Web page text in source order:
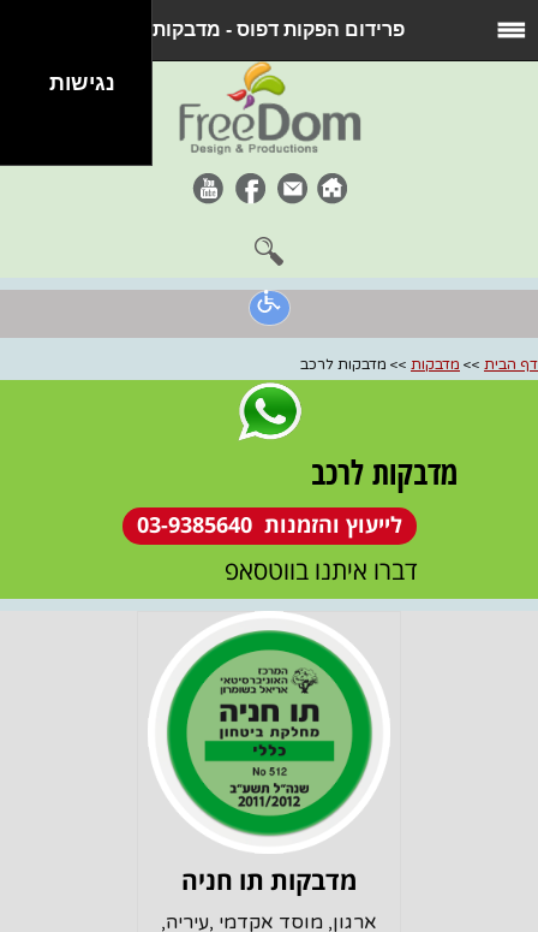
פרידום הפקות דפוס - מדבקות ...
דף הבית >> מדבקות >> מדבקות לרכב
מדבקות תו חניה
ארגון, מוסד אקדמי ,עיריה,
מדבקות לרכב
לייעוץ והזמנות 03-9385640
דברו איתנו בווטסאפ
נגישות